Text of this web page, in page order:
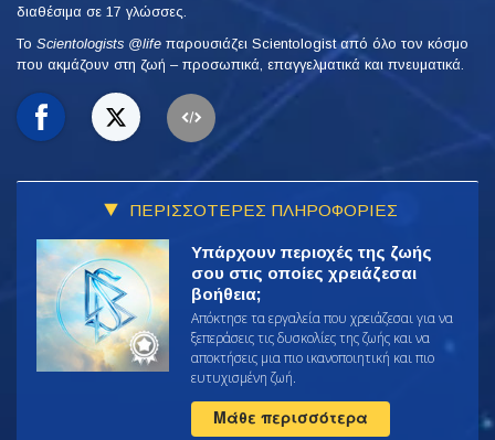
διαθέσιμα σε 17 γλώσσες.
Το Scientologists @life παρουσιάζει Scientologist από όλο τον κόσμο
που ακμάζουν στη ζωή – προσωπικά, επαγγελματικά και πνευματικά.
ΠΕΡΙΣΣΟΤΕΡΕΣ ΠΛΗΡΟΦΟΡΙΕΣ
Υπάρχουν περιοχές της ζωής
σου στις οποίες χρειάζεσαι
βοήθεια;
Απόκτησε τα εργαλεία που χρειάζεσαι για να
ξεπεράσεις τις δυσκολίες της ζωής και να
αποκτήσεις μια πιο ικανοποιητική και πιο
ευτυχισμένη ζωή.
Μάθε περισσότερα